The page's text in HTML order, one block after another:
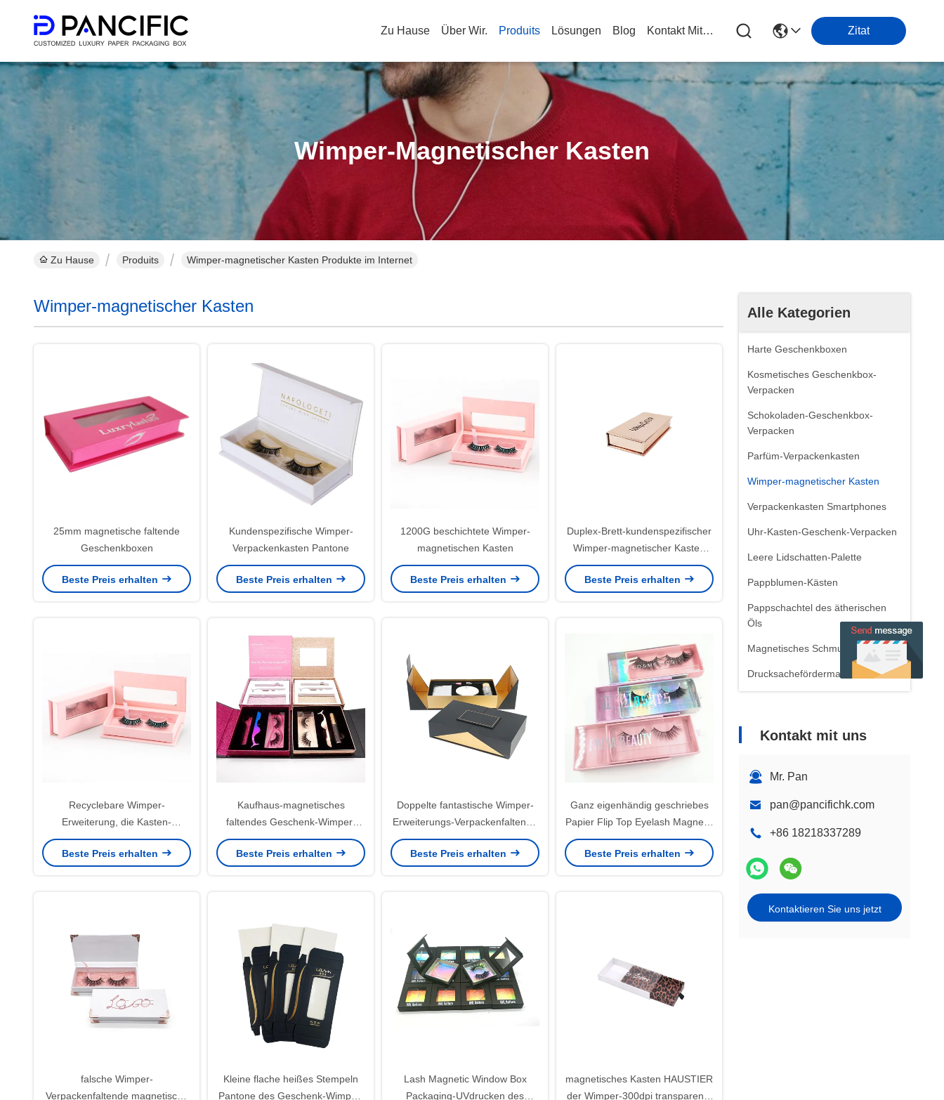
Zu Hause Über Wir. Produits Lösungen Blog Kontakt Mit Uns Zitat
Wimper-Magnetischer Kasten
Zu Hause Produits Wimper-magnetischer Kasten Produkte im Internet
Alle Kategorien
Harte Geschenkboxen
Kosmetisches Geschenkbox-
Verpacken
Schokoladen-Geschenkbox-
Verpacken
Parfüm-Verpackenkasten
Wimper-magnetischer Kasten
Verpackenkasten Smartphones
Uhr-Kasten-Geschenk-Verpacken
Leere Lidschatten-Palette
Pappblumen-Kästen
Pappschachtel des ätherischen
Öls
Magnetisches Schmuckkästchen
Drucksachefördermaschinentaschen
Kontakt mit uns
Mr. Pan
pan@pancifichk.com
+86 18218337289
Kontaktieren Sie uns jetzt
Wimper-magnetischer Kasten
25mm magnetische faltende
Geschenkboxen
Beste Preis erhalten
Kundenspezifische Wimper-
Verpackenkasten Pantone
Beste Preis erhalten
1200G beschichtete Wimper-
magnetischen Kasten
Beste Preis erhalten
Duplex-Brett-kundenspezifischer
Wimper-magnetischer Kasten
Verpackenab Flöte Flöte SEIN
Beste Preis erhalten
Recyclebare Wimper-
Erweiterung, die Kasten-
magnetisches steifes Kasten UV
beschichtet verpackt
Beste Preis erhalten
Kaufhaus-magnetisches
faltendes Geschenk-Wimper-
magnetisches Kasten Soem-
ODM
Beste Preis erhalten
Doppelte fantastische Wimper-
Erweiterungs-Verpackenfaltende
magnetische Geschenkbox
35*35*35cm
Beste Preis erhalten
Ganz eigenhändig geschriebes
Papier Flip Top Eyelash Magnetic
Box mit Band-Griff
Beste Preis erhalten
falsche Wimper-
Verpackenfaltende magnetische
Kleine flache heißes Stempeln
Pantone des Geschenk-Wimper-
Lash Magnetic Window Box
Packaging-UVdrucken des
magnetisches Kasten HAUSTIER
der Wimper-300dpi transparente